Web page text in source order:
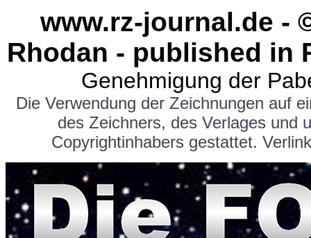
www.rz-journal.de -
Rhodan - published in
Genehmigung der
Die Verwendung der Zeichnungen auf
des Zeichners, des Verlages und
Copyrightinhabers gestattet.